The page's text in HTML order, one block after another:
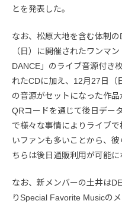
とを発表した。
なお、松原大地を含む体制
（日）に開催されたワンマ
DANCE」のライブ音源付き
れたCDに加え、12月27日（
の音源がセットになった作
QRコードを通じて後日デー
で様々な事情によりライブ
いファンも多いことから、
ちらは後日通販利用が可能に
なお、新メンバーの土井は
りSpecial Favorite Musicの